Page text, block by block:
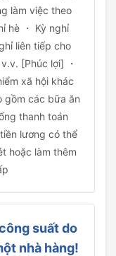
làm việc theo
hè ・ Kỳ nghỉ
liên tiếp cho
[Phúc lợi] ・
xã hội khác
gồm các bữa ăn
thanh toán
lương có thể
hoặc làm thêm
suất do
nhà hàng!